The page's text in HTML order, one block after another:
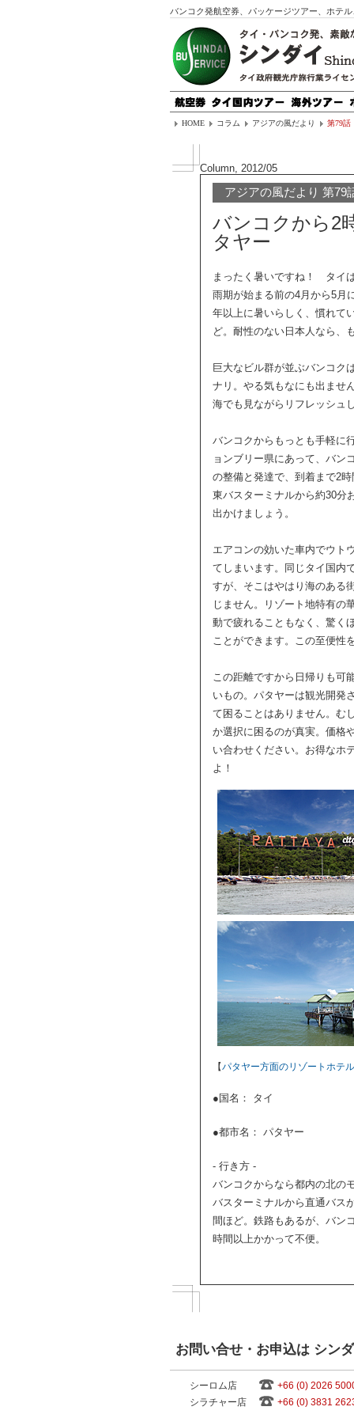
バンコク発航空券、パッケージツアー、ホテ
HOME コラム アジアの風だより 第79話
Column, 2012/05
アジアの風だより 第79
バンコクから2
タヤー
まったく暑いですね！ タイ
雨期が始まる前の4月から5
年以上に暑いらしく、慣れて
ど。耐性のない日本人なら、
巨大なビル群が並ぶバンコク
ナリ。やる気もなにも出ま
海でも見ながらリフレッシュ
バンコクからもっとも手軽に
ョンブリー県にあって、バン
の整備と発達で、到着まで2
東バスターミナルから約30分
出かけましょう。
エアコンの効いた車内でウト
てしまいます。同じタイ国内
すが、そこはやはり海のある
じません。リゾート地特有の
動で疲れることもなく、驚く
ことができます。この至便性
この距離ですから日帰りも可
いもの。パタヤーは観光開発
て困ることはありません。む
か選択に困るのが真実。価格
い合わせください。お得なホ
よ！
【パタヤー方面のリゾートホテ
●国名： タイ
●都市名： パタヤー
- 行き方 -
バンコクからなら都内の北の
バスターミナルから直通バス
間ほど。鉄路もあるが、バン
時間以上かかって不便。
お問い合せ・お申込は シン
シーロム店
+66 (0) 2026
シラチャー店
+66 (0) 3831